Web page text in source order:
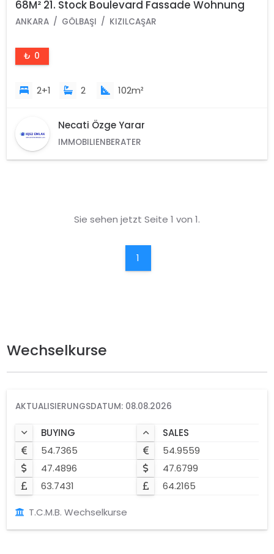
68M² 21. Stock Boulevard Fassade Wohnung
ANKARA GÖLBAŞI KIZILCAŞAR
₺ 0
2+1 2 102m²
Necati Özge Yarar
IMMOBILIENBERATER
Sie sehen jetzt Seite 1 von 1.
1
Wechselkurse
AKTUALISIERUNGSDATUM: 08.08.2026
BUYING
SALES
54.7365
54.9559
47.4896
47.6799
63.7431
64.2165
T.C.M.B. Wechselkurse